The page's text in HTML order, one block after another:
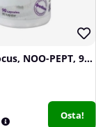
Sportlab Focus, NOO-PEPT, 90 caps
Osta!